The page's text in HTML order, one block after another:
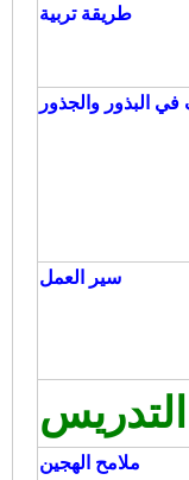
طريقة تربية
في البذور والجذور
سير العمل
ملامح الهجين